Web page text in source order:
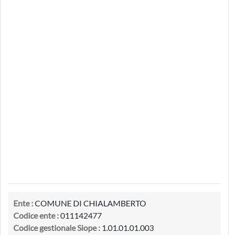
Ente :COMUNE DI CHIALAMBERTO
Codice ente :011142477
Codice gestionale Siope : 1.01.01.01.003